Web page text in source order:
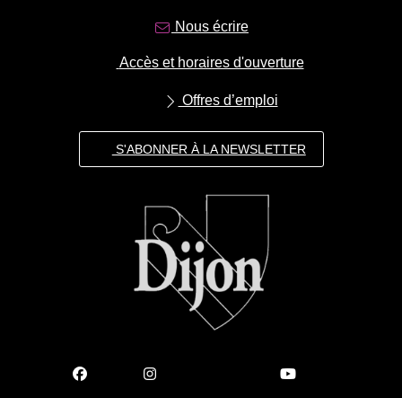
Nous écrire
Accès et horaires d'ouverture
Offres d’emploi
S'ABONNER À LA NEWSLETTER